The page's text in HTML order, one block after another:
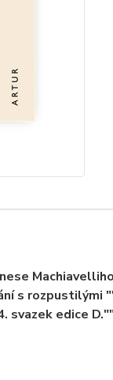
s rozpustilými
svazek edice